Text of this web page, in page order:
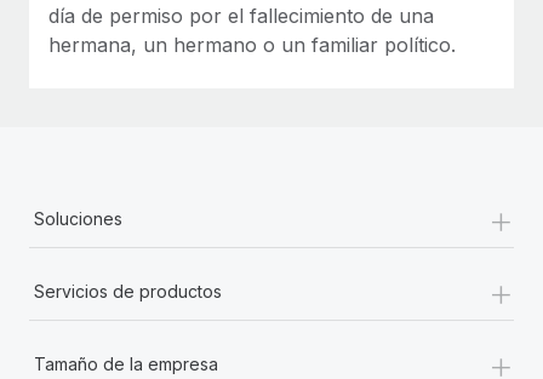
día de permiso por el fallecimiento de una
hermana, un hermano o un familiar político.
Soluciones +
Servicios de productos +
Tamaño de la empresa +